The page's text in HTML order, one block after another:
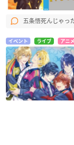
五条悟死んじゃっ
イベント ライブ アニメ